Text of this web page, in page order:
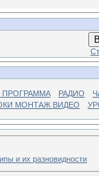
ПРОГРАММА РАДИО
МОНТАЖ ВИДЕО
и их разновидности